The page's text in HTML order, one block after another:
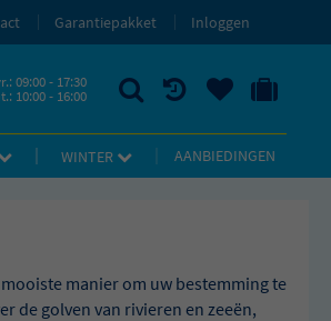
09:00 - 17:30
10:00 - 16:00 ZOEKEN UW BEWAARDE REIZEN
WINTER AANBIEDINGEN
Garantiepakket Inloggen
manier om uw bestemming te
de golven van rivieren en zeeën,